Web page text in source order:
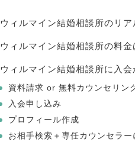
ウィルマイン結婚相談所のリア
ウィルマイン結婚相談所の料金
ウィルマイン結婚相談所に入
資料請求 or 無料カウンセリン
入会申し込み
プロフィール作成
お相手検索＋専任カウンセラー